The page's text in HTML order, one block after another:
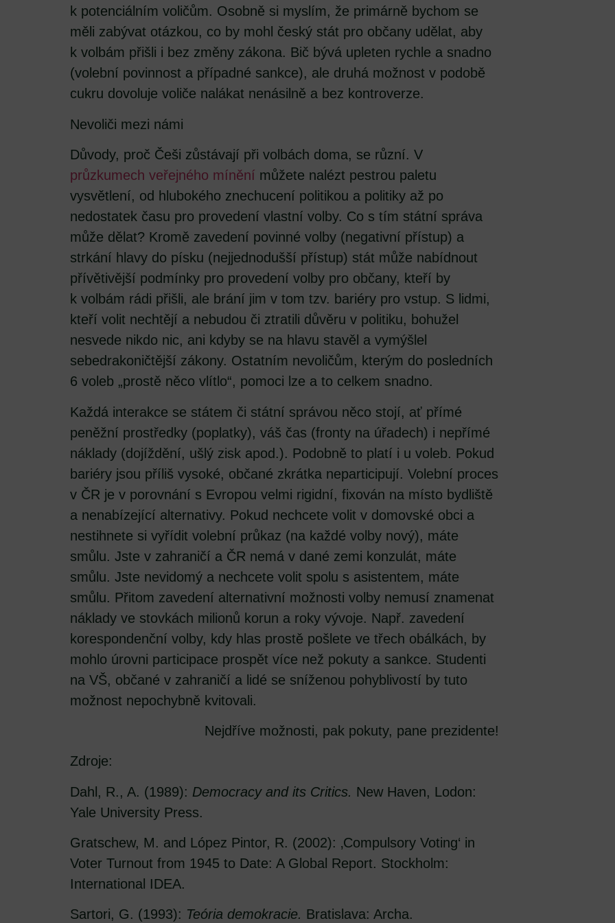
k potenciálním voličům. Osobně si myslím, že primárně bychom se
měli zabývat otázkou, co by mohl český stát pro občany udělat, aby
k volbám přišli i bez změny zákona. Bič bývá upleten rychle a snadno
(volební povinnost a případné sankce), ale druhá možnost v podobě
cukru dovoluje voliče nalákat nenásilně a bez kontroverze.
Nevoliči mezi námi
Důvody, proč Češi zůstávají při volbách doma, se různí. V
průzkumech veřejného mínění můžete nalézt pestrou paletu
vysvětlení, od hlubokého znechucení politikou a politiky až po
nedostatek času pro provedení vlastní volby. Co s tím státní správa
může dělat? Kromě zavedení povinné volby (negativní přístup) a
strkání hlavy do písku (nejjednodušší přístup) stát může nabídnout
přívětivější podmínky pro provedení volby pro občany, kteří by
k volbám rádi přišli, ale brání jim v tom tzv. bariéry pro vstup. S lidmi,
kteří volit nechtějí a nebudou či ztratili důvěru v politiku, bohužel
nesvede nikdo nic, ani kdyby se na hlavu stavěl a vymýšlel
sebedrakoničtější zákony. Ostatním nevoličům, kterým do posledních
6 voleb „prostě něco vlítlo“, pomoci lze a to celkem snadno.
Každá interakce se státem či státní správou něco stojí, ať přímé
peněžní prostředky (poplatky), váš čas (fronty na úřadech) i nepřímé
náklady (dojíždění, ušlý zisk apod.). Podobně to platí i u voleb. Pokud
bariéry jsou příliš vysoké, občané zkrátka neparticipují. Volební proces
v ČR je v porovnání s Evropou velmi rigidní, fixován na místo bydliště
a nenabízející alternativy. Pokud nechcete volit v domovské obci a
nestihnete si vyřídit volební průkaz (na každé volby nový), máte
smůlu. Jste v zahraničí a ČR nemá v dané zemi konzulát, máte
smůlu. Jste nevidomý a nechcete volit spolu s asistentem, máte
smůlu. Přitom zavedení alternativní možnosti volby nemusí znamenat
náklady ve stovkách milionů korun a roky vývoje. Např. zavedení
korespondenční volby, kdy hlas prostě pošlete ve třech obálkách, by
mohlo úrovni participace prospět více než pokuty a sankce. Studenti
na VŠ, občané v zahraničí a lidé se sníženou pohyblivostí by tuto
možnost nepochybně kvitovali.
Nejdříve možnosti, pak pokuty, pane prezidente!
Zdroje:
Dahl, R., A. (1989): Democracy and its Critics. New Haven, Lodon:
Yale University Press.
Gratschew, M. and López Pintor, R. (2002): ‚Compulsory Voting‘ in
Voter Turnout from 1945 to Date: A Global Report. Stockholm:
International IDEA.
Sartori, G. (1993): Teória demokracie. Bratislava: Archa.